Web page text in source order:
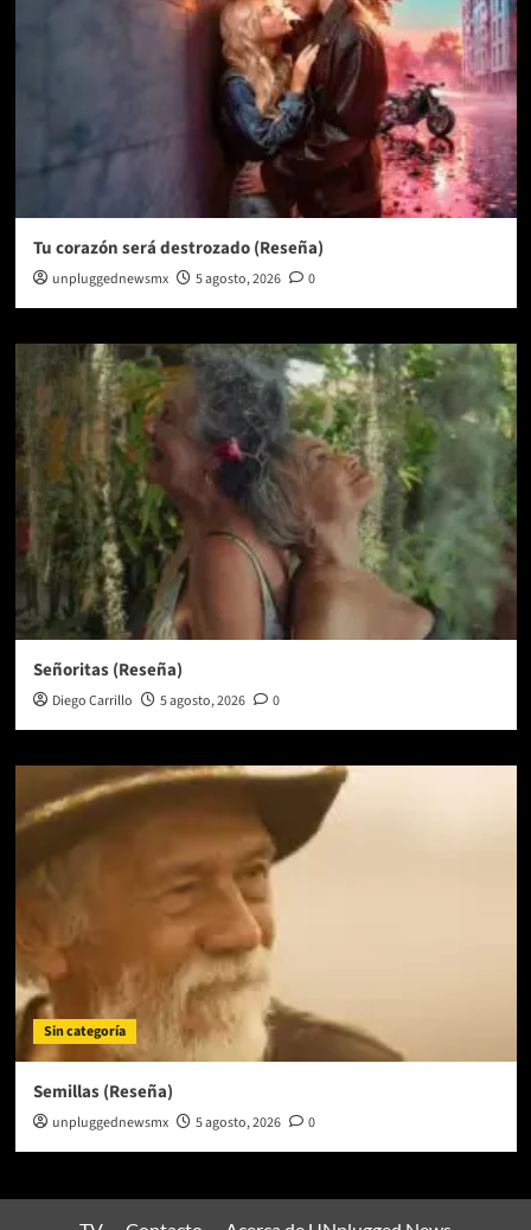
Tu corazón será destrozado (Reseña)
unpluggednewsmx 5 agosto, 2026 0
Señoritas (Reseña)
Diego Carrillo 5 agosto, 2026 0
Sin categoría
Semillas (Reseña)
unpluggednewsmx 5 agosto, 2026 0